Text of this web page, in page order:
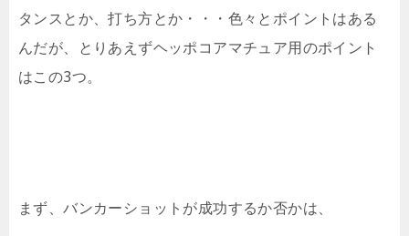
タンスとか、打ち方とか・・・色々とポイントはある
んだが、とりあえずヘッポコアマチュア用のポイント
はこの3つ。
まず、バンカーショットが成功するか否かは、